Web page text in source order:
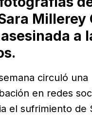
Millerey
a
circuló una
en redes
el sufrimiento de